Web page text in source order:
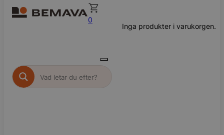
0
Inga produkter i varukorgen.